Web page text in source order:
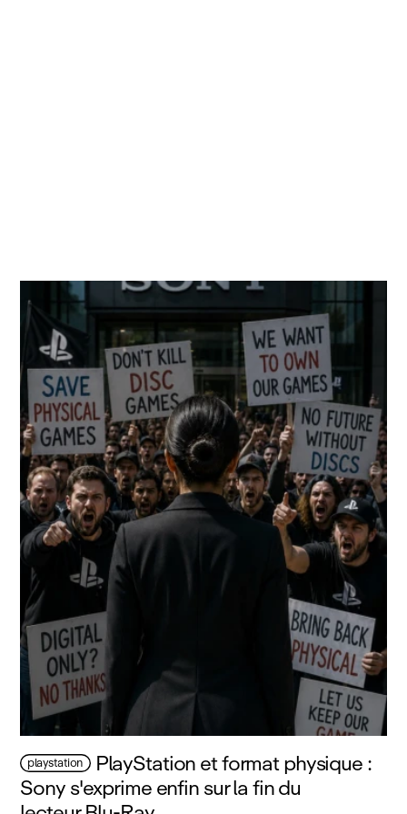
playstation PlayStation et format physique :
Sony s'exprime enfin sur la fin du